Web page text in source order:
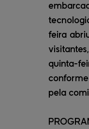
feira
quinta-
pela